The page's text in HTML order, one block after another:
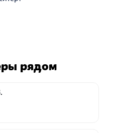
рядом